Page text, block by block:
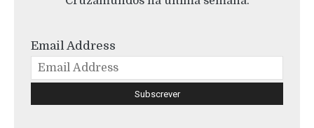
Email Address